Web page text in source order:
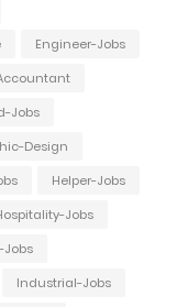
Engineer-Jobs
Jobs
Design
Helper-Jobs
Jobs
Jobs
Industrial-Jobs